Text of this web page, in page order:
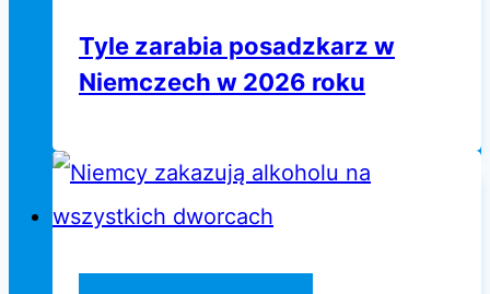
Tyle zarabia posadzkarz w
Niemczech w 2026 roku